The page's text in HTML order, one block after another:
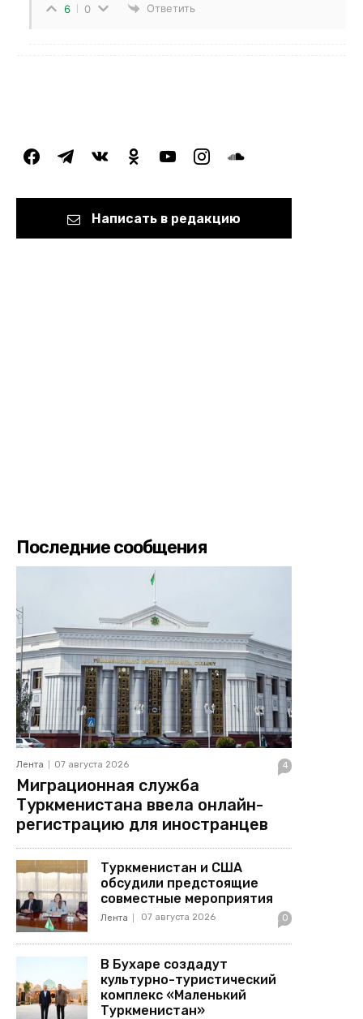
6 0 Ответить
facebooktelegramvkontakteodnoklassniki
youtubeinstagramsoundcloud
Написать в редакцию
Последние сообщения
Лента 07 августа 2026 4
Миграционная служба
Туркменистана ввела онлайн-
регистрацию для иностранцев
Туркменистан и США
обсудили предстоящие
совместные мероприятия
Лента 07 августа 2026 0
В Бухаре создадут
культурно-туристический
комплекс «Маленький
Туркменистан»